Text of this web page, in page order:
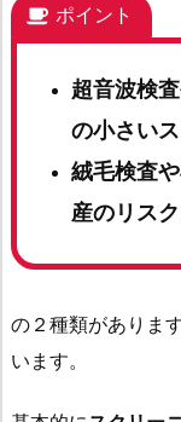
ポイント
超音波検
の小さい
絨毛検査
産のリス
の２種類がありま
います。